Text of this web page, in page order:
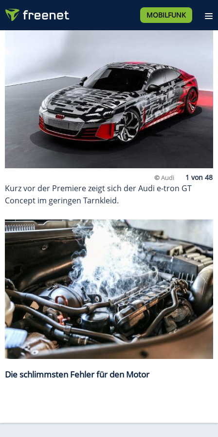
MOBILFUNK
©Audi
Kurz vor der Premiere zeigt sich der Audi e-tron GT
Concept im geringen Tarnkleid.
Die schlimmsten Fehler für den Motor